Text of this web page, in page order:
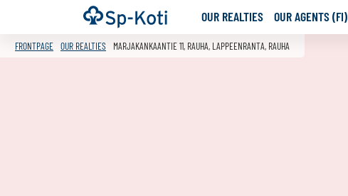
Go
to
content
Frontpage OUR REALTIES OUR AGENTS (FI)
FRONTPAGE OUR REALTIES MARJAKANKAANTIE 11, RAUHA, LAPPEENRANTA, RAUHA